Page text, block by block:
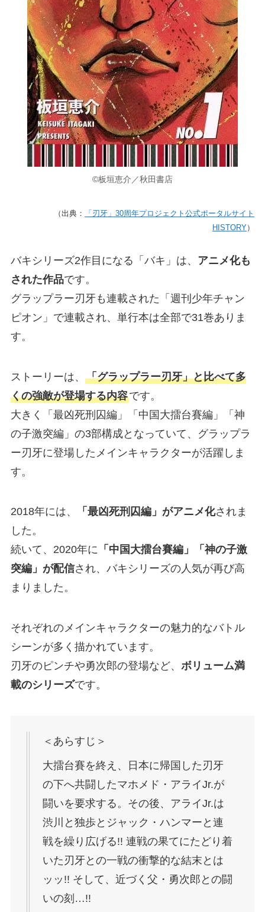
©板垣恵介／秋田書店
（出典：
「刃牙」30周年プロジェクト公式ポータルサイト
HISTORY）
バキシリーズ2作目になる「バキ」は、 アニメ化も
された作品です。
グラップラー刃牙も連載された「週刊少年チャン
ピオン」で連載され、単行本は全部で31巻ありま
す。
ストーリーは、 「グラップラー刃牙」と比べて多
くの強敵が登場する内容です。
大きく「最凶死刑囚編」「中国大擂台賽編」「神
の子激突編」の3部構成となっていて、グラップラ
ー刃牙に登場したメインキャラクターが活躍しま
す。
2018年には、 「最凶死刑囚編」がアニメ化されま
した。
続いて、2020年に 「中国大擂台賽編」「神の子激
突編」が配信され、バキシリーズの人気が再び高
まりました。
それぞれのメインキャラクターの魅力的なバトル
シーンが多く描かれています。
刃牙のピンチや勇次郎の登場など、 ボリューム満
載のシリーズです。
＜あらすじ＞
大擂台賽を終え、日本に帰国した刃牙
の下へ共闘したマホメド・アライJr.が
闘いを要求する。その後、アライJr.は
渋川と独歩とジャック・ハンマーと連
戦を繰り広げる!! 連戦の果てにたどり着
いた刃牙との一戦の衝撃的な結末とは
ッッ!! そして、近づく父・勇次郎との闘
いの刻…!!